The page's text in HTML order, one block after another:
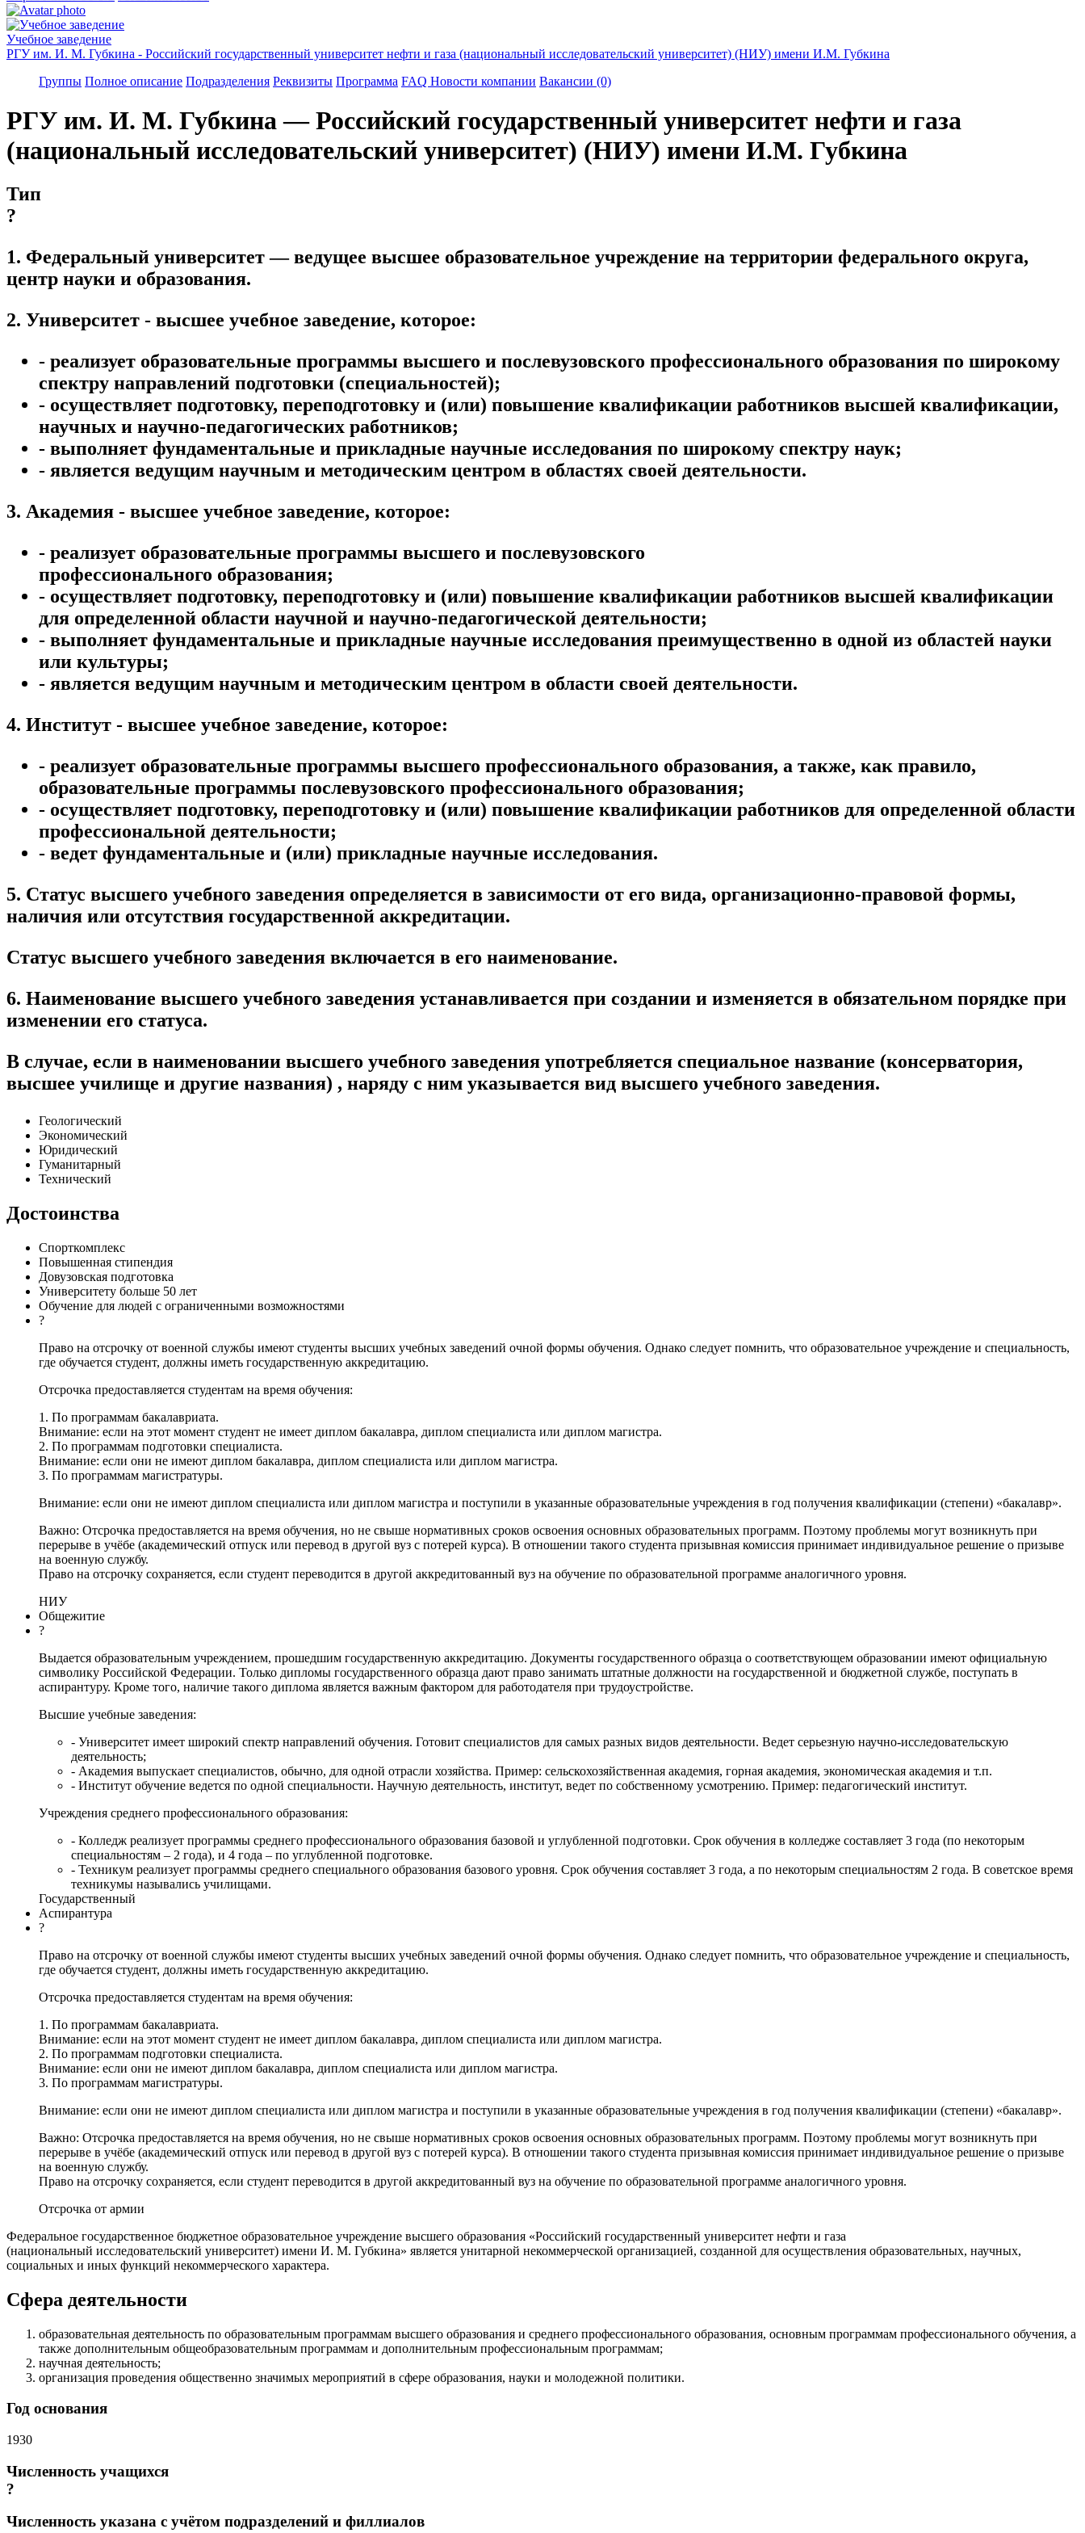
Учебное заведение
РГУ им. И. М. Губкина - Российский государственный университет нефти и газа (национальный исследовательский университет) (НИУ) имени И.М. Губкина
Группы Полное описание Подразделения Реквизиты Программа FAQ Новости компании Вакансии (0)
РГУ им. И. М. Губкина — Российский государственный университет нефти и газа
(национальный исследовательский университет) (НИУ) имени И.М. Губкина
Тип
?
1. Федеральный университет — ведущее высшее образовательное учреждение на территории федерального округа,
центр науки и образования.
2. Университет - высшее учебное заведение, которое:
- реализует образовательные программы высшего и послевузовского профессионального образования по широкому
спектру направлений подготовки (специальностей);
- осуществляет подготовку, переподготовку и (или) повышение квалификации работников высшей квалификации,
научных и научно-педагогических работников;
- выполняет фундаментальные и прикладные научные исследования по широкому спектру наук;
- является ведущим научным и методическим центром в областях своей деятельности.
3. Академия - высшее учебное заведение, которое:
- реализует образовательные программы высшего и послевузовского
профессионального образования;
- осуществляет подготовку, переподготовку и (или) повышение квалификации работников высшей квалификации
для определенной области научной и научно-педагогической деятельности;
- выполняет фундаментальные и прикладные научные исследования преимущественно в одной из областей науки
или культуры;
- является ведущим научным и методическим центром в области своей деятельности.
4. Институт - высшее учебное заведение, которое:
- реализует образовательные программы высшего профессионального образования, а также, как правило,
образовательные программы послевузовского профессионального образования;
- осуществляет подготовку, переподготовку и (или) повышение квалификации работников для определенной области
профессиональной деятельности;
- ведет фундаментальные и (или) прикладные научные исследования.
5. Статус высшего учебного заведения определяется в зависимости от его вида, организационно-правовой формы,
наличия или отсутствия государственной аккредитации.
Статус высшего учебного заведения включается в его наименование.
6. Наименование высшего учебного заведения устанавливается при создании и изменяется в обязательном порядке при
изменении его статуса.
В случае, если в наименовании высшего учебного заведения употребляется специальное название (консерватория,
высшее училище и другие названия) , наряду с ним указывается вид высшего учебного заведения.
Геологический
Экономический
Юридический
Гуманитарный
Технический
Достоинства
Спорткомплекс
Повышенная стипендия
Довузовская подготовка
Университету больше 50 лет
Обучение для людей с ограниченными возможностями
?
Право на отсрочку от военной службы имеют студенты высших учебных заведений очной формы обучения. Однако следует помнить, что образовательное учреждение и специальность,
где обучается студент, должны иметь государственную аккредитацию.
Отсрочка предоставляется студентам на время обучения:
1. По программам бакалавриата.
Внимание: если на этот момент студент не имеет диплом бакалавра, диплом специалиста или диплом магистра.
2. По программам подготовки специалиста.
Внимание: если они не имеют диплом бакалавра, диплом специалиста или диплом магистра.
3. По программам магистратуры.
Внимание: если они не имеют диплом специалиста или диплом магистра и поступили в указанные образовательные учреждения в год получения квалификации (степени) «бакалавр».
Важно: Отсрочка предоставляется на время обучения, но не свыше нормативных сроков освоения основных образовательных программ. Поэтому проблемы могут возникнуть при
перерыве в учёбе (академический отпуск или перевод в другой вуз с потерей курса). В отношении такого студента призывная комиссия принимает индивидуальное решение о призыве
на военную службу.
Право на отсрочку сохраняется, если студент переводится в другой аккредитованный вуз на обучение по образовательной программе аналогичного уровня.
НИУ
Общежитие
?
Выдается образовательным учреждением, прошедшим государственную аккредитацию. Документы государственного образца о соответствующем образовании имеют официальную
символику Российской Федерации. Только дипломы государственного образца дают право занимать штатные должности на государственной и бюджетной службе, поступать в
аспирантуру. Кроме того, наличие такого диплома является важным фактором для работодателя при трудоустройстве.
Высшие учебные заведения:
- Университет имеет широкий спектр направлений обучения. Готовит специалистов для самых разных видов деятельности. Ведет серьезную научно-исследовательскую
деятельность;
- Академия выпускает специалистов, обычно, для одной отрасли хозяйства. Пример: сельскохозяйственная академия, горная академия, экономическая академия и т.п.
- Институт обучение ведется по одной специальности. Научную деятельность, институт, ведет по собственному усмотрению. Пример: педагогический институт.
Учреждения среднего профессионального образования:
- Колледж реализует программы среднего профессионального образования базовой и углубленной подготовки. Срок обучения в колледже составляет 3 года (по некоторым
специальностям – 2 года), и 4 года – по углубленной подготовке.
- Техникум реализует программы среднего специального образования базового уровня. Срок обучения составляет 3 года, а по некоторым специальностям 2 года. В советское время
техникумы назывались училищами.
Государственный
Аспирантура
?
Право на отсрочку от военной службы имеют студенты высших учебных заведений очной формы обучения. Однако следует помнить, что образовательное учреждение и специальность,
где обучается студент, должны иметь государственную аккредитацию.
Отсрочка предоставляется студентам на время обучения:
1. По программам бакалавриата.
Внимание: если на этот момент студент не имеет диплом бакалавра, диплом специалиста или диплом магистра.
2. По программам подготовки специалиста.
Внимание: если они не имеют диплом бакалавра, диплом специалиста или диплом магистра.
3. По программам магистратуры.
Внимание: если они не имеют диплом специалиста или диплом магистра и поступили в указанные образовательные учреждения в год получения квалификации (степени) «бакалавр».
Важно: Отсрочка предоставляется на время обучения, но не свыше нормативных сроков освоения основных образовательных программ. Поэтому проблемы могут возникнуть при
перерыве в учёбе (академический отпуск или перевод в другой вуз с потерей курса). В отношении такого студента призывная комиссия принимает индивидуальное решение о призыве
на военную службу.
Право на отсрочку сохраняется, если студент переводится в другой аккредитованный вуз на обучение по образовательной программе аналогичного уровня.
Отсрочка от армии
Федеральное государственное бюджетное образовательное учреждение высшего образования «Российский государственный университет нефти и газа
(национальный исследовательский университет) имени И. М. Губкина» является унитарной некоммерческой организацией, созданной для осуществления образовательных, научных,
социальных и иных функций некоммерческого характера.
Сфера деятельности
образовательная деятельность по образовательным программам высшего образования и среднего профессионального образования, основным программам профессионального обучения, а
также дополнительным общеобразовательным программам и дополнительным профессиональным программам;
научная деятельность;
организация проведения общественно значимых мероприятий в сфере образования, науки и молодежной политики.
Год основания
1930
Численность учащихся
?
Численность указана с учётом подразделений и филлиалов